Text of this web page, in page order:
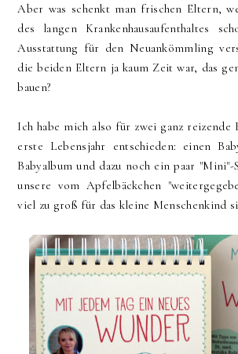
Aber was schenkt man frischen Eltern,
des langen Krankenhausaufenthaltes
Ausstattung für den Neuankömmling
die beiden Eltern ja kaum Zeit war, das
bauen?
Ich habe mich also für zwei ganz reizende
erste Lebensjahr entschieden: einen
Babyalbum und dazu noch ein paar "Mini"-
unsere vom Apfelbäckchen
viel zu groß für das kleine Menschenkind